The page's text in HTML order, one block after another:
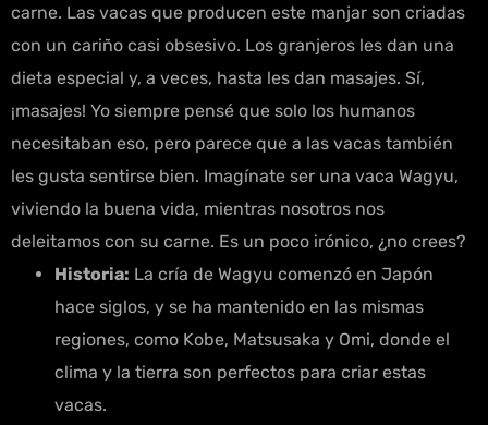
carne. Las vacas que producen este manjar son criadas
con un cariño casi obsesivo. Los granjeros les dan una
dieta especial y, a veces, hasta les dan masajes. Sí,
¡masajes! Yo siempre pensé que solo los humanos
necesitaban eso, pero parece que a las vacas también
les gusta sentirse bien. Imagínate ser una vaca Wagyu,
viviendo la buena vida, mientras nosotros nos
deleitamos con su carne. Es un poco irónico, ¿no crees?
Historia: La cría de Wagyu comenzó en Japón
hace siglos, y se ha mantenido en las mismas
regiones, como Kobe, Matsusaka y Omi, donde el
clima y la tierra son perfectos para criar estas
vacas.